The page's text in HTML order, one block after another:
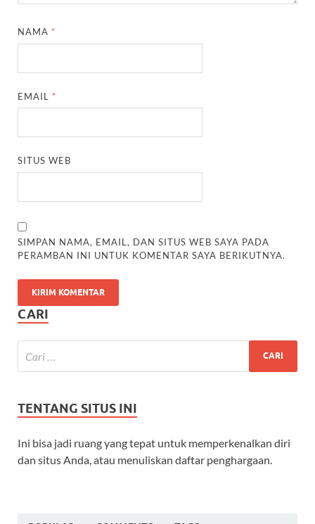
NAMA *
EMAIL *
SITUS WEB
SIMPAN NAMA, EMAIL, DAN SITUS WEB SAYA PADA
PERAMBAN INI UNTUK KOMENTAR SAYA BERIKUTNYA.
CARI
TENTANG SITUS INI
Ini bisa jadi ruang yang tepat untuk memperkenalkan diri
dan situs Anda, atau menuliskan daftar penghargaan.